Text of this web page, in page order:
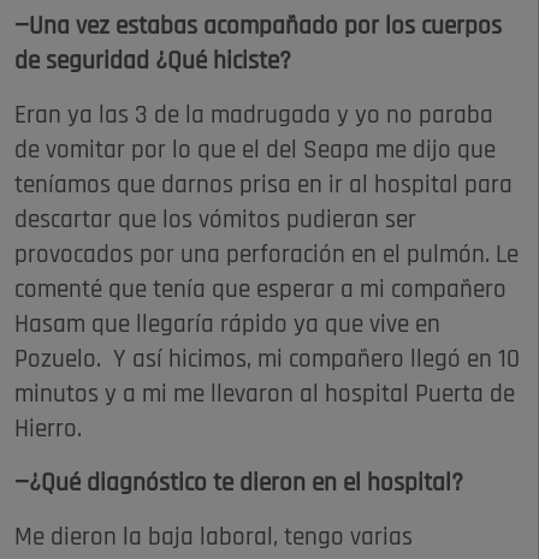
—Una vez estabas acompañado por los cuerpos
de seguridad ¿Qué hiciste?
Eran ya las 3 de la madrugada y yo no paraba
de vomitar por lo que el del Seapa me dijo que
teníamos que darnos prisa en ir al hospital para
descartar que los vómitos pudieran ser
provocados por una perforación en el pulmón. Le
comenté que tenía que esperar a mi compañero
Hasam que llegaría rápido ya que vive en
Pozuelo. Y así hicimos, mi compañero llegó en 10
minutos y a mi me llevaron al hospital Puerta de
Hierro.
—¿Qué diagnóstico te dieron en el hospital?
Me dieron la baja laboral, tengo varias